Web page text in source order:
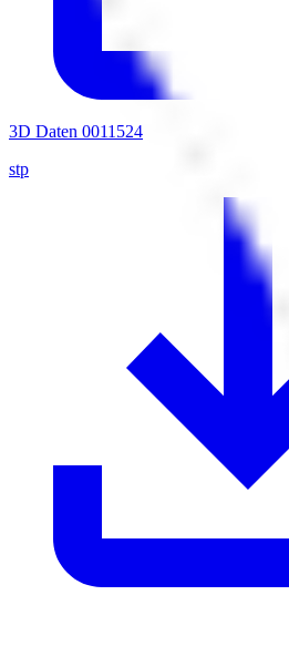
3D Daten 0011524
stp